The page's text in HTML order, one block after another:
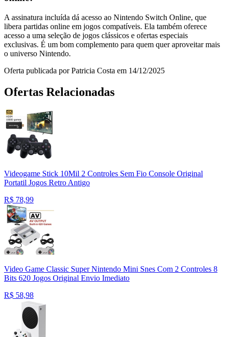
A assinatura incluída dá acesso ao Nintendo Switch Online, que
libera partidas online em jogos compatíveis. Ela também oferece
acesso a uma seleção de jogos clássicos e ofertas especiais
exclusivas. É um bom complemento para quem quer aproveitar mais
o universo Nintendo.
Oferta publicada por Patricia Costa em 14/12/2025
Ofertas Relacionadas
Videogame Stick 10Mil 2 Controles Sem Fio Console Original
Portatil Jogos Retro Antigo
R$ 78,99
Video Game Classic Super Nintendo Mini Snes Com 2 Controles 8
Bits 620 Jogos Original Envio Imediato
R$ 58,98